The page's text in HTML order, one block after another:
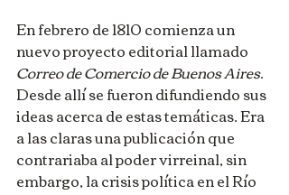
En febrero de 1810 comienza un
nuevo proyecto editorial llamado
Correo de Comercio de Buenos Aires.
Desde allí se fueron difundiendo sus
ideas acerca de estas temáticas. Era
a las claras una publicación que
contrariaba al poder virreinal, sin
embargo, la crisis política en el Río